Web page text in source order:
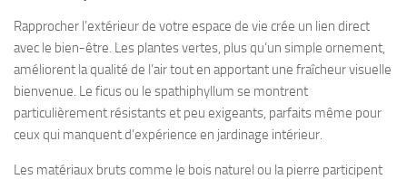
Rapprocher l’extérieur de votre espace de vie crée un lien direct
avec le bien-être. Les plantes vertes, plus qu’un simple ornement,
améliorent la qualité de l’air tout en apportant une fraîcheur visuelle
bienvenue. Le ficus ou le spathiphyllum se montrent
particulièrement résistants et peu exigeants, parfaits même pour
ceux qui manquent d’expérience en jardinage intérieur.
Les matériaux bruts comme le bois naturel ou la pierre participent